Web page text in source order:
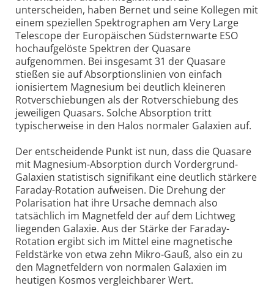
unterscheiden, haben Bernet und seine Kollegen mit
einem speziellen Spektrographen am Very Large
Telescope der Europäischen Südsternwarte ESO
hochaufgelöste Spektren der Quasare
aufgenommen. Bei insgesamt 31 der Quasare
stießen sie auf Absorptionslinien von einfach
ionisiertem Magnesium bei deutlich kleineren
Rotverschiebungen als der Rotverschiebung des
jeweiligen Quasars. Solche Absorption tritt
typischerweise in den Halos normaler Galaxien auf.
Der entscheidende Punkt ist nun, dass die Quasare
mit Magnesium-Absorption durch Vordergrund-
Galaxien statistisch signifikant eine deutlich stärkere
Faraday-Rotation aufweisen. Die Drehung der
Polarisation hat ihre Ursache demnach also
tatsächlich im Magnetfeld der auf dem Lichtweg
liegenden Galaxie. Aus der Stärke der Faraday-
Rotation ergibt sich im Mittel eine magnetische
Feldstärke von etwa zehn Mikro-Gauß, also ein zu
den Magnetfeldern von normalen Galaxien im
heutigen Kosmos vergleichbarer Wert.